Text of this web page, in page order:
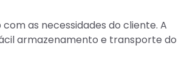
as necessidades do cliente. A
armazenamento e transporte do